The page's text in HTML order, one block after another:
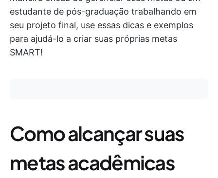
estudante de pós-graduação trabalhando em
seu projeto final, use essas dicas e exemplos
para ajudá-lo a criar suas próprias metas
SMART!
Como alcançar suas
metas acadêmicas